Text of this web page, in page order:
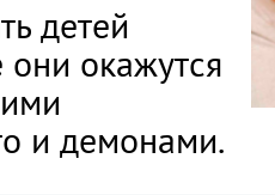
детей
они окажутся
и демонами.